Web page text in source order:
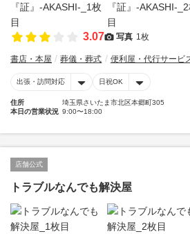
3.07 写真 1枚
書店・本屋 葬儀・葬式 便利屋・代行サービ
出張・訪問対応 日祝OK
住所
埼玉県さいたま市北区本郷町305
本日の営業状況 9:00〜18:00
店舗公式
トラブルなんでも解決屋